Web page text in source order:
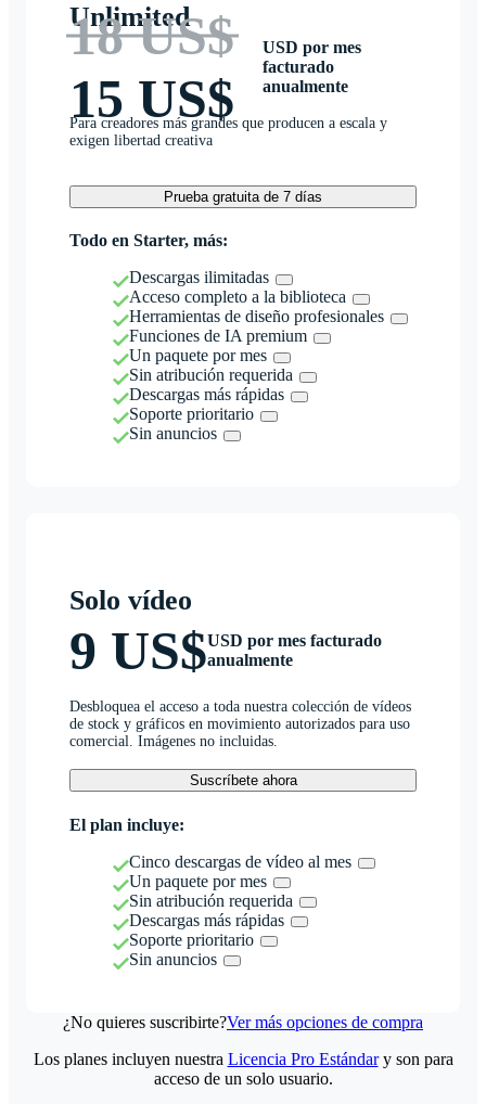
Unlimited
18 US$
15 US$
USD por mes
facturado
anualmente
Para creadores más grandes que producen a escala y
exigen libertad creativa
Prueba gratuita de 7 días
Todo en Starter, más:
Descargas ilimitadas
Acceso completo a la biblioteca
Herramientas de diseño profesionales
Funciones de IA premium
Un paquete por mes
Sin atribución requerida
Descargas más rápidas
Soporte prioritario
Sin anuncios
Solo vídeo
9 US$USD por mes facturado
anualmente
Desbloquea el acceso a toda nuestra colección de vídeos
de stock y gráficos en movimiento autorizados para uso
comercial. Imágenes no incluidas.
Suscríbete ahora
El plan incluye:
Cinco descargas de vídeo al mes
Un paquete por mes
Sin atribución requerida
Descargas más rápidas
Soporte prioritario
Sin anuncios
¿No quieres suscribirte?Ver más opciones de compra
Los planes incluyen nuestra Licencia Pro Estándary son para
acceso de un solo usuario.